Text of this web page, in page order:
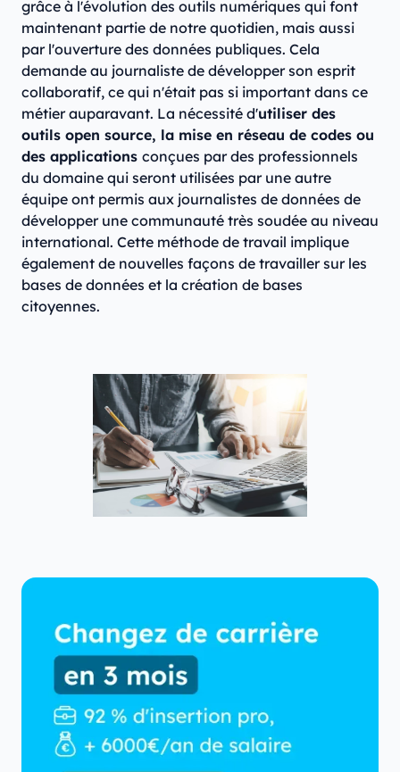
grâce à l'évolution des outils numériques qui font
maintenant partie de notre quotidien, mais aussi
par l'ouverture des données publiques. Cela
demande au journaliste de développer son esprit
collaboratif, ce qui n'était pas si important dans ce
métier auparavant. La nécessité d'utiliser des
outils open source, la mise en réseau de codes ou
des applications conçues par des professionnels
du domaine qui seront utilisées par une autre
équipe ont permis aux journalistes de données de
développer une communauté très soudée au niveau
international. Cette méthode de travail implique
également de nouvelles façons de travailler sur les
bases de données et la création de bases
citoyennes.